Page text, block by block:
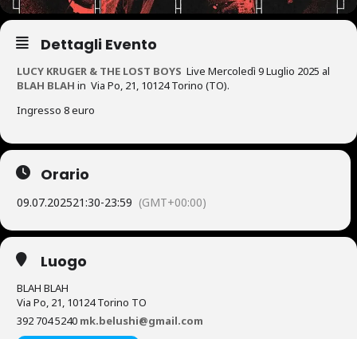
Dettagli Evento
LUCY KRUGER & THE LOST BOYS Live Mercoledì 9 Luglio 2025 al
BLAH BLAH in Via Po, 21, 10124 Torino (TO).
Ingresso 8 euro
Orario
09.07.202521:30-23:59 (GMT+00:00)
Luogo
BLAH BLAH
Via Po, 21, 10124 Torino TO
392 704 5240 mk.belushi@gmail.com